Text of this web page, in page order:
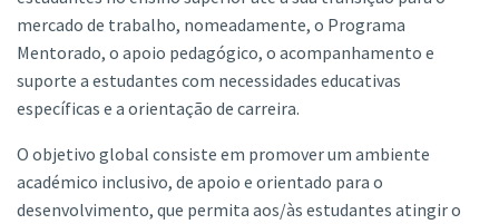
mercado de trabalho, nomeadamente, o Programa
Mentorado, o apoio pedagógico, o acompanhamento e
suporte a estudantes com necessidades educativas
específicas e a orientação de carreira.
O objetivo global consiste em promover um ambiente
académico inclusivo, de apoio e orientado para o
desenvolvimento, que permita aos/às estudantes atingir o